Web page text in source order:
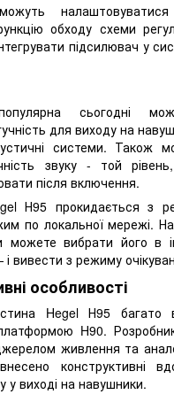
обходу схеми
підсилювач у
сьогодні
для виходу на
системи. Також
звуку - той
після включення.
Н95 прокидається з
по локальної мережі.
можете вибрати його в
вивести з режиму
особливості
Hegel Н95
H90.
живлення та
конструктивні
у виході на навушники.